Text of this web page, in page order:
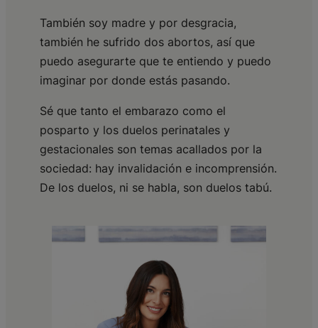
También soy madre y por desgracia,
también he sufrido dos abortos, así que
puedo asegurarte que te entiendo y puedo
imaginar por donde estás pasando.
Sé que tanto el embarazo como el
posparto y los duelos perinatales y
gestacionales son temas acallados por la
sociedad: hay invalidación e incomprensión.
De los duelos, ni se habla, son duelos tabú.